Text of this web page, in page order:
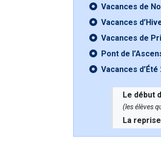
Vacances de
Vacances
Vacances de
Pont de
Vacances
Le début
(les élèves
La